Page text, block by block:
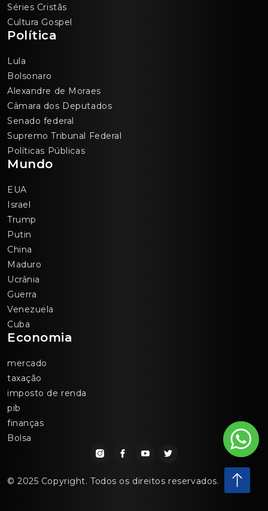
Séries Cristãs
Cultura Gospel
Política
Lula
Bolsonaro
Alexandre de Moraes
Câmara dos Deputados
Senado federal
Supremo Tribunal Federal
Políticas Públicas
Mundo
EUA
Israel
Trump
Putin
China
Maduro
Ucrânia
Guerra
Venezuela
Cuba
Economia
mercado
taxação
imposto de renda
pib
finanças
Bolsa
© 2025 Copyright. Todos os direitos reservados.